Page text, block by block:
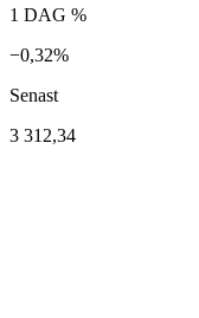
1 DAG %
−0,32%
Senast
3 312,34